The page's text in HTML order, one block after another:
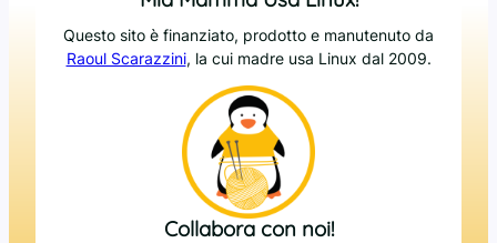
Questo sito è finanziato, prodotto e manutenuto da
Raoul Scarazzini, la cui madre usa Linux dal 2009.
Collabora con noi!